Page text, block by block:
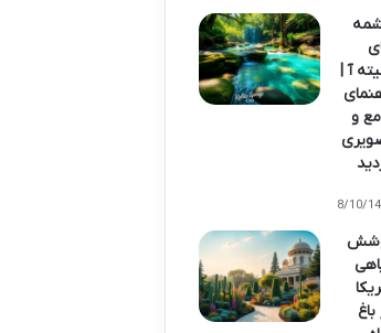
آ |
و
08/10/